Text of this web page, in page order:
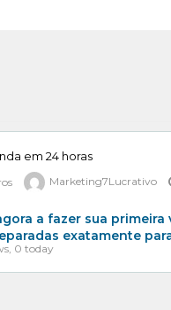
em 24 horas
Marketing7Lucrativo
a fazer sua primeira
exatamente
0 today